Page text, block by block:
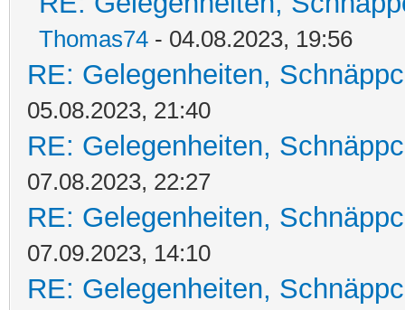
Thomas74 - 04.08.2023, 19:56
RE: Gelegenheiten,
05.08.2023, 21:40
RE: Gelegenheiten,
07.08.2023, 22:27
RE: Gelegenheiten,
07.09.2023, 14:10
RE: Gelegenheiten,